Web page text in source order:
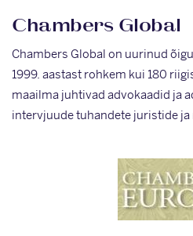
Chambers Global
Chambers Global on uurinud
1999. aastast rohkem kui 180
maailma juhtivad advokaadid ja
intervjuude tuhandete juristide ja